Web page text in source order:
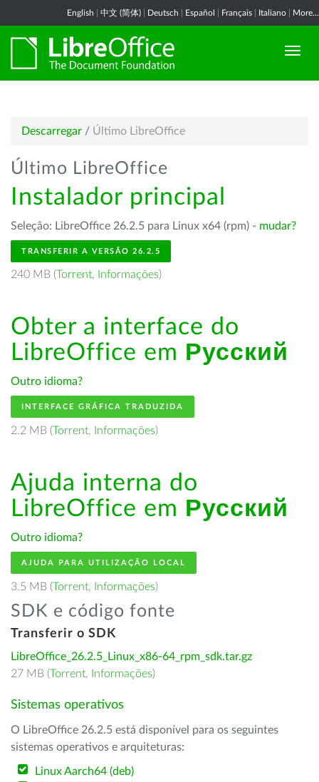
English 中文 (简体) Deutsch Español Français Italiano More...
Descarregar / Último LibreOffice
Último LibreOffice
Instalador principal
Seleção: LibreOffice 26.2.5 para Linux x64 (rpm) - mudar?
TRANSFERIR A VERSÃO 26.2.5
240 MB (Torrent, Informações)
Obter a interface do
LibreOffice em Русский
Outro idioma?
INTERFACE GRÁFICA TRADUZIDA
2.2 MB (Torrent, Informações)
Ajuda interna do
LibreOffice em Русский
Outro idioma?
AJUDA PARA UTILIZAÇÃO LOCAL
3.5 MB (Torrent, Informações)
SDK e código fonte
Transferir o SDK
LibreOffice_26.2.5_Linux_x86-64_rpm_sdk.tar.gz
27 MB (Torrent, Informações)
Sistemas operativos
O LibreOffice 26.2.5 está disponível para os seguintes
sistemas operativos e arquiteturas:
Linux Aarch64 (deb)